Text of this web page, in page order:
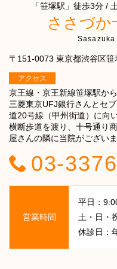
「笹塚駅」徒歩3分 /
ささづか
〒151-0073 東京都渋谷区
アクセス
京王線・京王新線笹塚駅か
三菱東京UFJ銀行さんとセ
道20号線（甲州街道）に向い
横断歩道を渡り、十号通り
屋さんの隣に当院がございま
03-
営業時間
平日：
土・日・
休診日：